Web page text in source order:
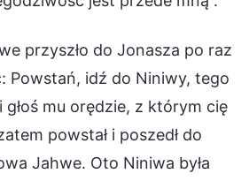
przyszło do Jonasza po raz
Powstań, idź do Niniwy, tego
mu orędzie, z którym cię
powstał i poszedł do
Jahwe. Oto Niniwa była